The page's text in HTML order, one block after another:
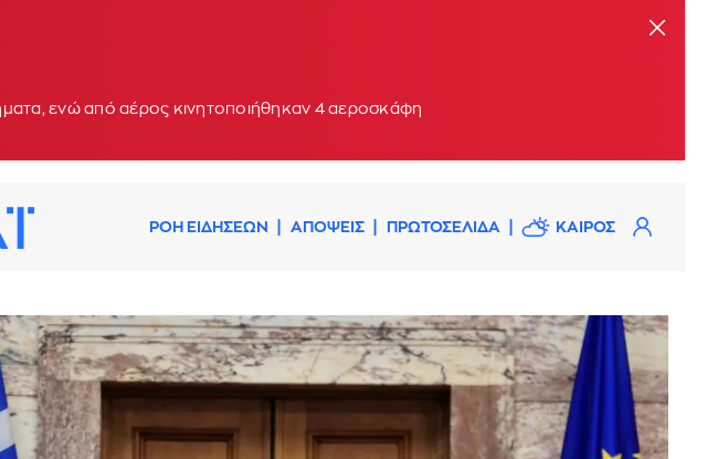
ενώ από αέρος κινητοποιήθηκαν 4 αεροσκάφη
ΡΟΗ ΕΙΔΗΣΕΩΝ ΑΠΟΨΕΙΣ ΠΡΩΤΟΣΕΛΙΔΑ ΚΑΙΡΟΣ